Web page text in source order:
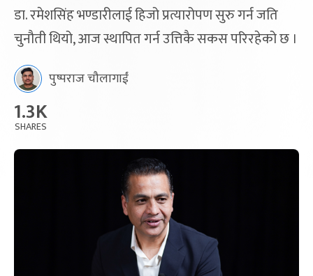
डा. रमेशसिंह भण्डारीलाई हिजो प्रत्यारोपण सुरु गर्न जति
चुनौती थियो, आज स्थापित गर्न उत्तिकै सकस परिरहेको छ ।
पुष्पराज चौलागाईं
1.3K
SHARES